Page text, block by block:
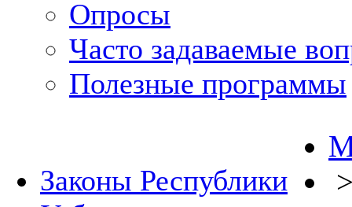
Опросы
Часто задаваемые
Полезные программы
Законы Республики